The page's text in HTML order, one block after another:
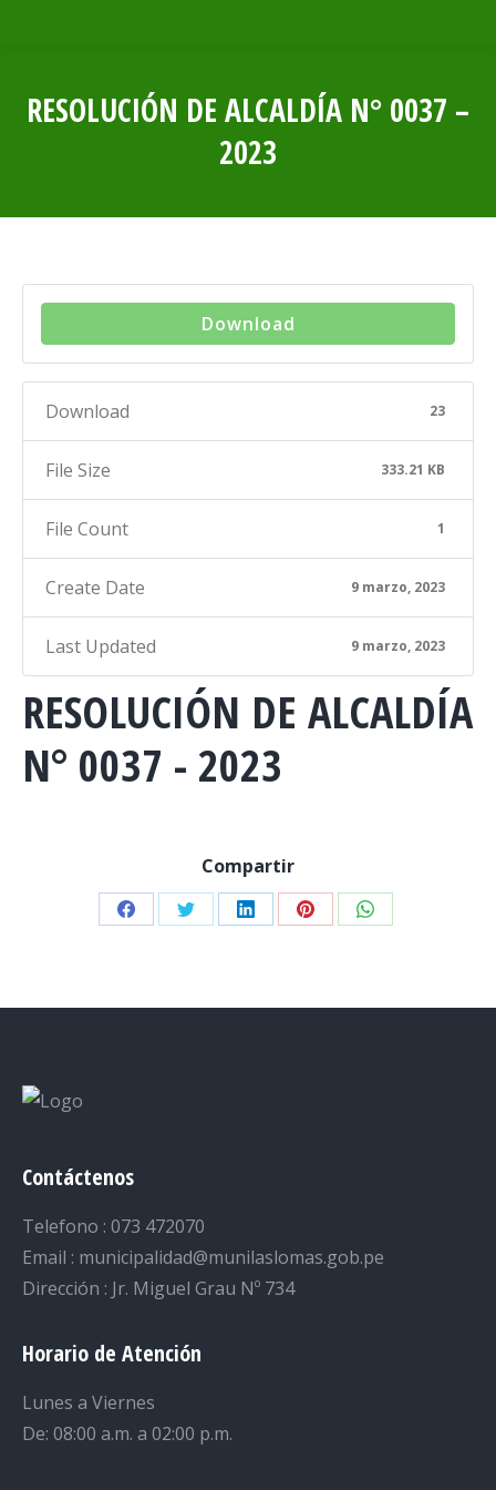
RESOLUCIÓN DE ALCALDÍA N° 0037 –
2023
Download
Download 23
File Size 333.21 KB
File Count 1
Create Date 9 marzo, 2023
Last Updated 9 marzo, 2023
RESOLUCIÓN DE ALCALDÍA
N° 0037 - 2023
Compartir
Share Share Share Share Share
Contáctenos
Telefono : 073 472070
Email : municipalidad@munilaslomas.gob.pe
Dirección : Jr. Miguel Grau Nº 734
Horario de Atención
Lunes a Viernes
De: 08:00 a.m. a 02:00 p.m.